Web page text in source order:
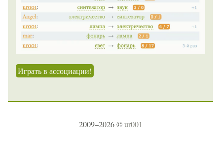
Играть в ассоциации!
2009–2026 ©ur001